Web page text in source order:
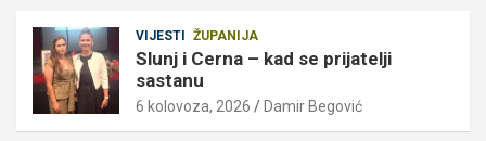
VIJESTI ŽUPANIJA
Slunj i Cerna – kad se prijatelji
sastanu
6 kolovoza, 2026 Damir Begović